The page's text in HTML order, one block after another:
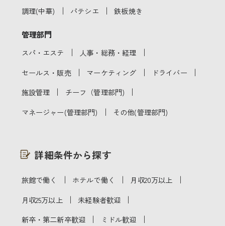
調理(中華) ｜ パテシエ ｜ 鉄板焼き
管理部門
スパ・エステ ｜ 人事・総務・経理 ｜
セールス・販売 ｜ マーケティング ｜ ドライバー ｜
施設管理 ｜ チーフ（管理部門) ｜
マネージャー(管理部門) ｜ その他(管理部門)
詳細条件から探す
旅館で働く ｜ ホテルで働く ｜ 月収20万以上 ｜
月収25万以上 ｜ 未経験者歓迎 ｜
新卒・第二新卒歓迎 ｜ ミドル歓迎 ｜